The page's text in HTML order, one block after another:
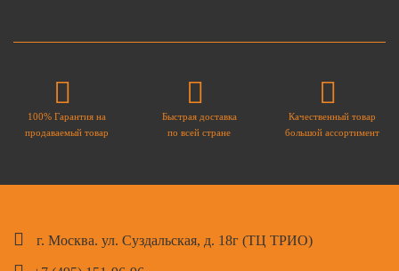
100% Гарантия на
продаваемый товар
Быстрая доставка
по всей стране
Качественный товар
большой ассортимент
г. Москва. ул. Суздальская, д. 18г (ТЦ ТРИО)